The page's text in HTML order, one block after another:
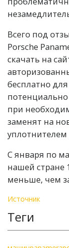
Всего под
Porsche
скачать на
бесплатно
при
заменят на
уплотнителем
С января по
нашей стране
меньше, чем
Источник
Теги